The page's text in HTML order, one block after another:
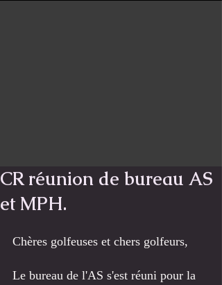
CR réunion de bureau AS
et MPH.
Chères golfeuses et chers golfeurs,
Le bureau de l'AS s'est réuni pour la